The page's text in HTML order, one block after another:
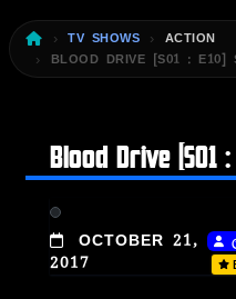
TV SHOWS
ACTION
BLOOD DRIVE [S01 : E10]
Blood Drive [S01
OCTOBER 21,
2017